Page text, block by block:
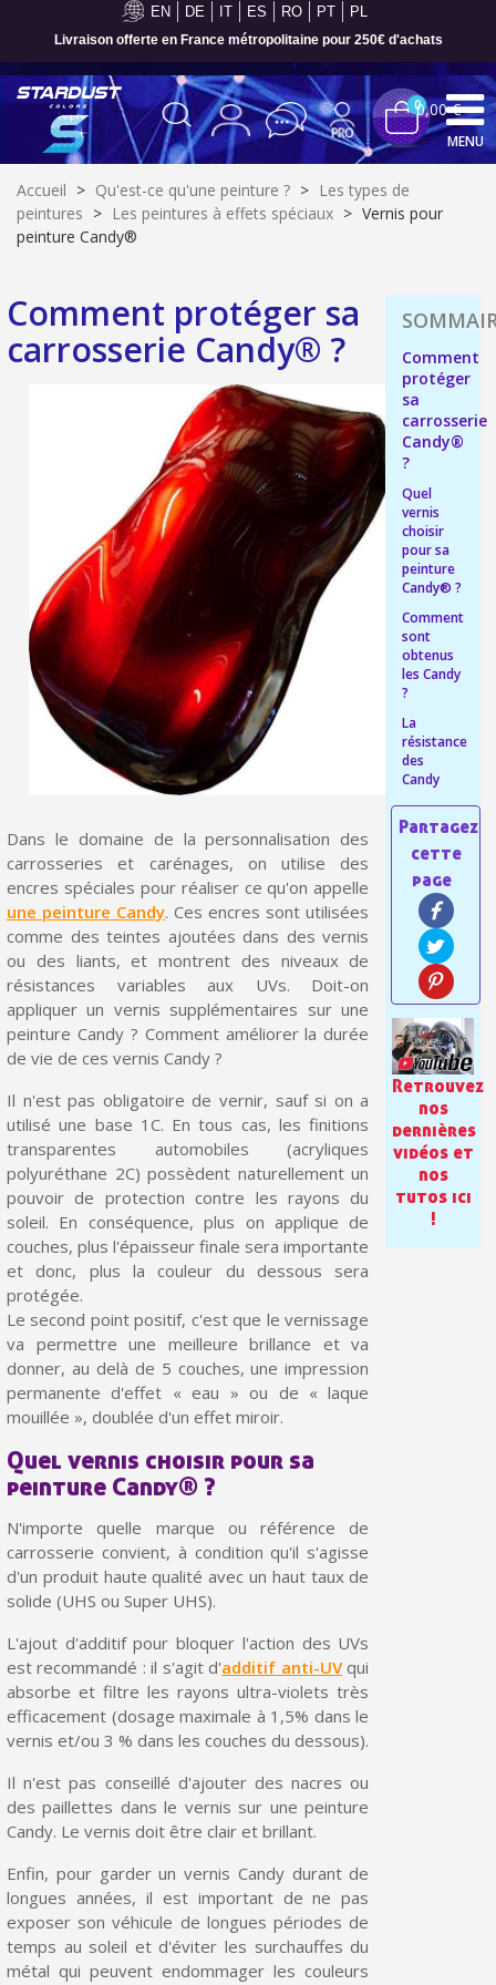
EN DE IT ES RO PT PL
Livraison offerte en France métropolitaine pour 250€ d'achats
Inscription à la newsletter : 5€ de réduction
Livraison sous 24 h en France Métropolitaine
Livraison offerte en France métropolitaine pour 250€ d'achats
Paiement en 4x sans frais dès 30€ d'achats
Votre devis en ligne en moins d'1 minute
Partagez vos créations et obtenez des bons d'achat
Gagnez des points de fidélité à chaque commande
Livraison sous 24 h en France Métropolitaine
Retour produits sous 14 jours
Réduction de 5€ sur la première commande
10€ de bon d'achat pour chaque parrainage
Inscription à la newsletter : 5€ de réduction
Livraison sous 24 h en France Métropolitaine
Livraison offerte en France métropolitaine pour 250€ d'achats
Votre devis en ligne en moins d'1 minute
Partagez vos créations et obtenez des bons d'achat
Gagnez des points de fidélité à chaque commande
Livraison sous 24 h en France Métropolitaine
Retour produits sous 14 jours
Réduction de 5€ sur la première commande
10€ de bon d'achat pour chaque parrainage
Inscription à la newsletter : 5€ de réduction
Inscription à la newsletter : 5€ de réduction
Livraison sous 24 h en France Métropolitaine
Livraison offerte en France métropolitaine pour 250€ d'achats
Paiement en 4x sans frais dès 30€ d'achats
Votre devis en ligne en moins d'1 minute
00,00 €
MENU
Accueil > Qu'est-ce qu'une peinture ? > Les types de
peintures > Les peintures à effets spéciaux > Vernis pour
peinture Candy®
Comment protéger sa
carrosserie Candy® ?
Dans le domaine de la personnalisation des
carrosseries et carénages, on utilise des
encres spéciales pour réaliser ce qu'on appelle
une peinture Candy. Ces encres sont utilisées
comme des teintes ajoutées dans des vernis
ou des liants, et montrent des niveaux de
résistances variables aux UVs. Doit-on
appliquer un vernis supplémentaires sur une
peinture Candy ? Comment améliorer la durée
de vie de ces vernis Candy ?
Il n'est pas obligatoire de vernir, sauf si on a
utilisé une base 1C. En tous cas, les finitions
transparentes automobiles (acryliques
polyuréthane 2C) possèdent naturellement un
pouvoir de protection contre les rayons du
soleil. En conséquence, plus on applique de
couches, plus l'épaisseur finale sera importante
et donc, plus la couleur du dessous sera
protégée.
Le second point positif, c'est que le vernissage
va permettre une meilleure brillance et va
donner, au delà de 5 couches, une impression
permanente d'effet « eau » ou de « laque
mouillée », doublée d'un effet miroir.
Quel vernis choisir pour sa
peinture Candy® ?
N'importe quelle marque ou référence de
carrosserie convient, à condition qu'il s'agisse
d'un produit haute qualité avec un haut taux de
solide (UHS ou Super UHS).
L'ajout d'additif pour bloquer l'action des UVs
est recommandé : il s'agit d'additif anti-UVqui
absorbe et filtre les rayons ultra-violets très
efficacement (dosage maximale à 1,5% dans le
vernis et/ou 3 % dans les couches du dessous).
Il n'est pas conseillé d'ajouter des nacres ou
des paillettes dans le vernis sur une peinture
Candy. Le vernis doit être clair et brillant.
Enfin, pour garder un vernis Candy durant de
longues années, il est important de ne pas
exposer son véhicule de longues périodes de
temps au soleil et d'éviter les surchauffes du
métal qui peuvent endommager les couleurs
Comment
protéger
sa
carrosserie
Candy®
?
Quel
vernis
choisir
pour sa
peinture
Candy® ?
Comment
sont
obtenus
les Candy
?
La
résistance
des
Candy
Retrouvez
nos
dernières
vidéos et
nos
tutos ici
!